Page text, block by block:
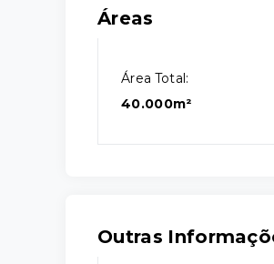
Áreas
Área Total:
40.000m²
Outras